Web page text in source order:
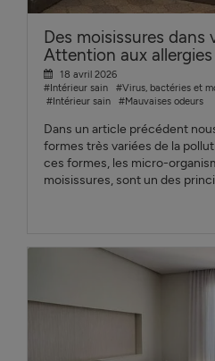
Des moisissures dans
Attention aux allergies
18 avril 2026
#Intérieur sain
#Virus, bactéries et
#Intérieur sain
#Mauvaises odeurs
Dans un article précédent
formes très variées de la
ces formes, les micro-
moisissures, sont un des